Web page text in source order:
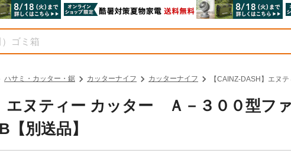
ハサミ・カッター・鋸 カッターナイフ カッターナイフ 【CAINZ-DASH】エヌ
エヌティー カッター Ａ－３００型フ
別送品】